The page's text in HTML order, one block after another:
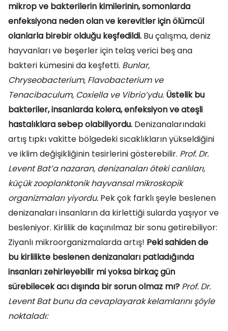
mikrop ve bakterilerin kimilerinin, somonlarda
enfeksiyona neden olan ve kerevitler için ölümcül
olanlarla birebir olduğu keşfedildi. Bu çalışma, deniz
hayvanları ve beşerler için telaş verici beş ana
bakteri kümesini da keşfetti. Bunlar,
Chryseobacterium, Flavobacterium ve
Tenacibaculum, Coxiella ve Vibrio’ydu. Üstelik bu
bakteriler, insanlarda kolera, enfeksiyon ve ateşli
hastalıklara sebep olabiliyordu. Denizanalarındaki
artış tıpkı vakitte bölgedeki sıcaklıkların yükseldiğini
ve iklim değişikliğinin tesirlerini gösterebilir. Prof. Dr.
Levent Bat’a nazaran, denizanaları öteki canlıları,
küçük zooplanktonik hayvansal mikroskopik
organizmaları yiyordu. Pek çok farklı şeyle beslenen
denizanaları insanların da kirlettiği sularda yaşıyor ve
besleniyor. Kirlilik de kaçınılmaz bir sonu getirebiliyor:
Ziyanlı mikroorganizmalarda artış! Peki sahiden de
bu kirlilikte beslenen denizanaları patladığında
insanları zehirleyebilir mi yoksa birkaç gün
sürebilecek acı dışında bir sorun olmaz mı? Prof. Dr.
Levent Bat bunu da cevaplayarak kelamlarını şöyle
noktaladı: